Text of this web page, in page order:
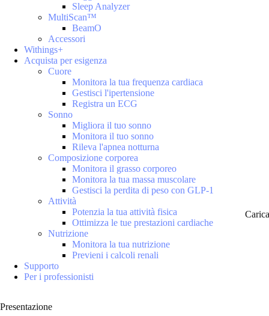
Sleep Analyzer
MultiScan™
BeamO
Accessori
Withings+
Acquista per esigenza
Cuore
Monitora la tua frequenza cardiaca
Gestisci l'ipertensione
Registra un ECG
Sonno
Migliora il tuo sonno
Monitora il tuo sonno
Rileva l'apnea notturna
Composizione corporea
Monitora il grasso corporeo
Monitora la tua massa muscolare
Gestisci la perdita di peso con GLP-1
Attività
Potenzia la tua attività fisica
Ottimizza le tue prestazioni cardiache
Nutrizione
Monitora la tua nutrizione
Previeni i calcoli renali
Supporto
Per i professionisti
Presentazione